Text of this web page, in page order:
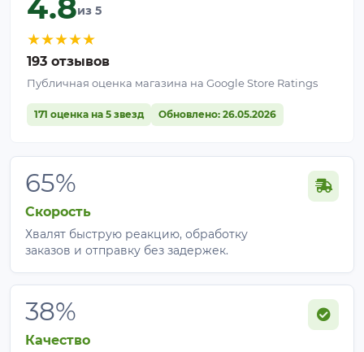
из 5
★★★★★
193 отзывов
Публичная оценка магазина на Google Store Ratings
171 оценка на 5 звезд Обновлено: 26.05.2026
65%
Скорость
Хвалят быструю реакцию, обработку
заказов и отправку без задержек.
38%
Качество